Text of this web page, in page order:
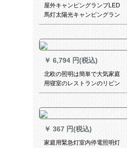
屋外キャンピングランプLED
馬灯太陽光キャンピングラン
プ緊急灯テントランプ充電式
15時間-黒
￥ 6,794 円(税込)
北欧の照明は簡単で大気家庭
用寝室のレストランのリビン
グライトが贅沢なガラスの創
下げランプ6頭の黒-三色LED
光源
￥ 367 円(税込)
家庭用緊急灯室内停電照明灯